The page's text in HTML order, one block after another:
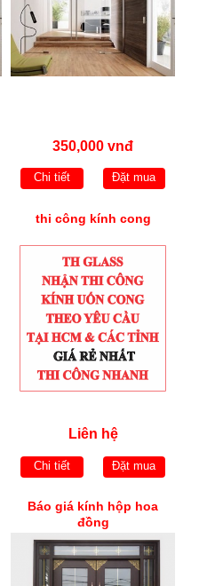
350,000 vnđ
Chi tiết Đặt mua
thi công kính cong
Liên hệ
Chi tiết Đặt mua
Báo giá kính hộp hoa
đồng